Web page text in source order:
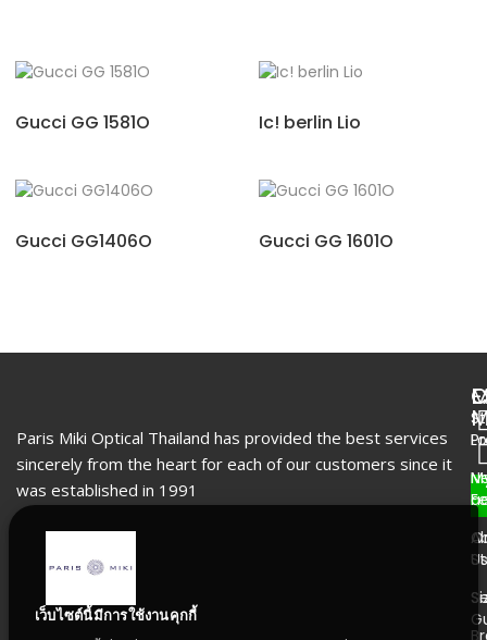
Gucci GG 1581O Ic! berlin Lio
Gucci GG1406O Gucci GG 1601O
Paris Miki Optical Thailand has provided the best services
sincerely from the heart for each of our customers since it
was established in 1991
Us
เว็บไซต์นี้มีการใช้งานคุกกี้